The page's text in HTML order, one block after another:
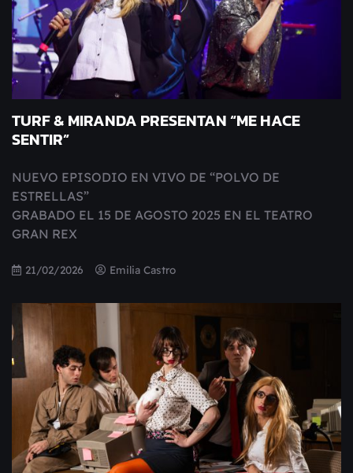
TURF & MIRANDA PRESENTAN “ME HACE
SENTIR”
NUEVO EPISODIO EN VIVO DE “POLVO DE
ESTRELLAS”
GRABADO EL 15 DE AGOSTO 2025 EN EL TEATRO
GRAN REX
21/02/2026 Emilia Castro